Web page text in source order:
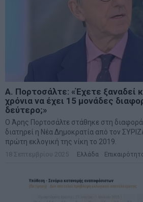
Α. Πορτοσάλτε: «Έχετε ξαναδεί
χρόνια να έχει 15 μονάδες
δεύτερο;»
Ο Άρης Πορτοσάλτε στάθηκε στη
διατηρεί η Νέα Δημοκρατία από τον
πρώτη εκλογική της νίκη το 2019.
18 Σεπτεμβρίου 2025 Ελλάδα